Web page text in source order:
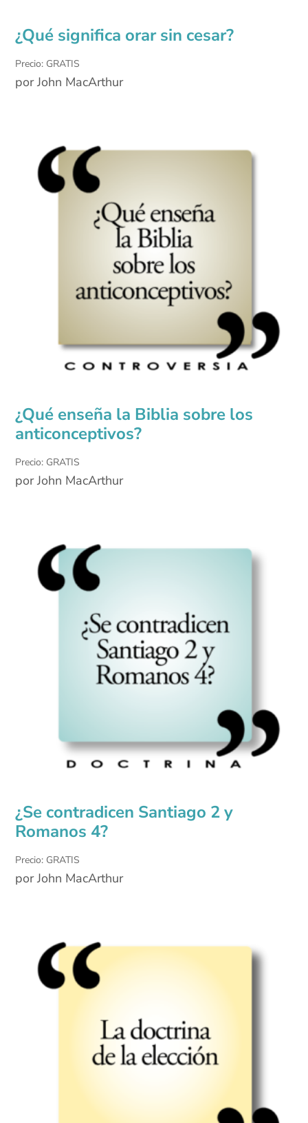
¿Qué significa orar sin cesar?
Precio: GRATIS
por John MacArthur
¿Qué enseña la Biblia sobre los
anticonceptivos?
Precio: GRATIS
por John MacArthur
¿Se contradicen Santiago 2 y
Romanos 4?
Precio: GRATIS
por John MacArthur